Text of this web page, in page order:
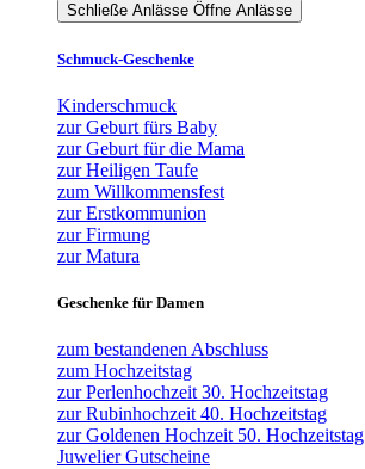
Schließe Anlässe Öffne Anlässe
Schmuck-Geschenke
Kinderschmuck
zur Geburt fürs Baby
zur Geburt für die Mama
zur Heiligen Taufe
zum Willkommensfest
zur Erstkommunion
zur Firmung
zur Matura
Geschenke für Damen
zum bestandenen Abschluss
zum Hochzeitstag
zur Perlenhochzeit 30. Hochzeitstag
zur Rubinhochzeit 40. Hochzeitstag
zur Goldenen Hochzeit 50. Hochzeitstag
Juwelier Gutscheine